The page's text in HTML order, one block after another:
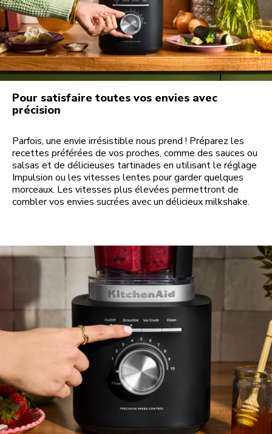
Pour satisfaire toutes vos envies avec
précision
Parfois, une envie irrésistible nous prend ! Préparez les
recettes préférées de vos proches, comme des sauces ou
salsas et de délicieuses tartinades en utilisant le réglage
Impulsion ou les vitesses lentes pour garder quelques
morceaux. Les vitesses plus élevées permettront de
combler vos envies sucrées avec un délicieux milkshake.